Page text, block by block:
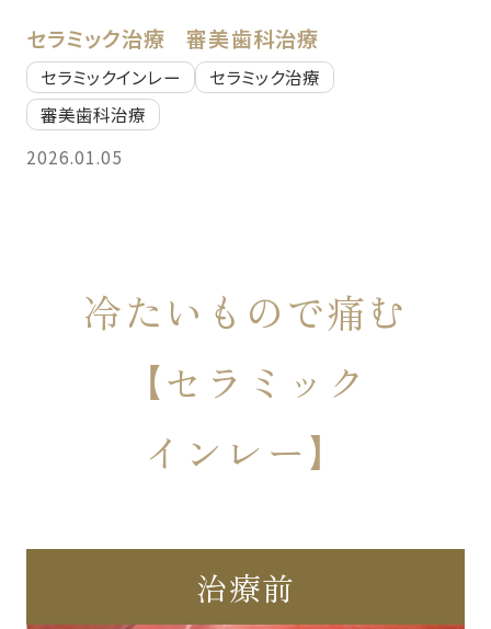
セラミック治療 審美歯科治療
セラミックインレー
セラミック治療
審美歯科治療
2026.01.05
冷たいもので痛む
【セラミック
インレー】
治療前